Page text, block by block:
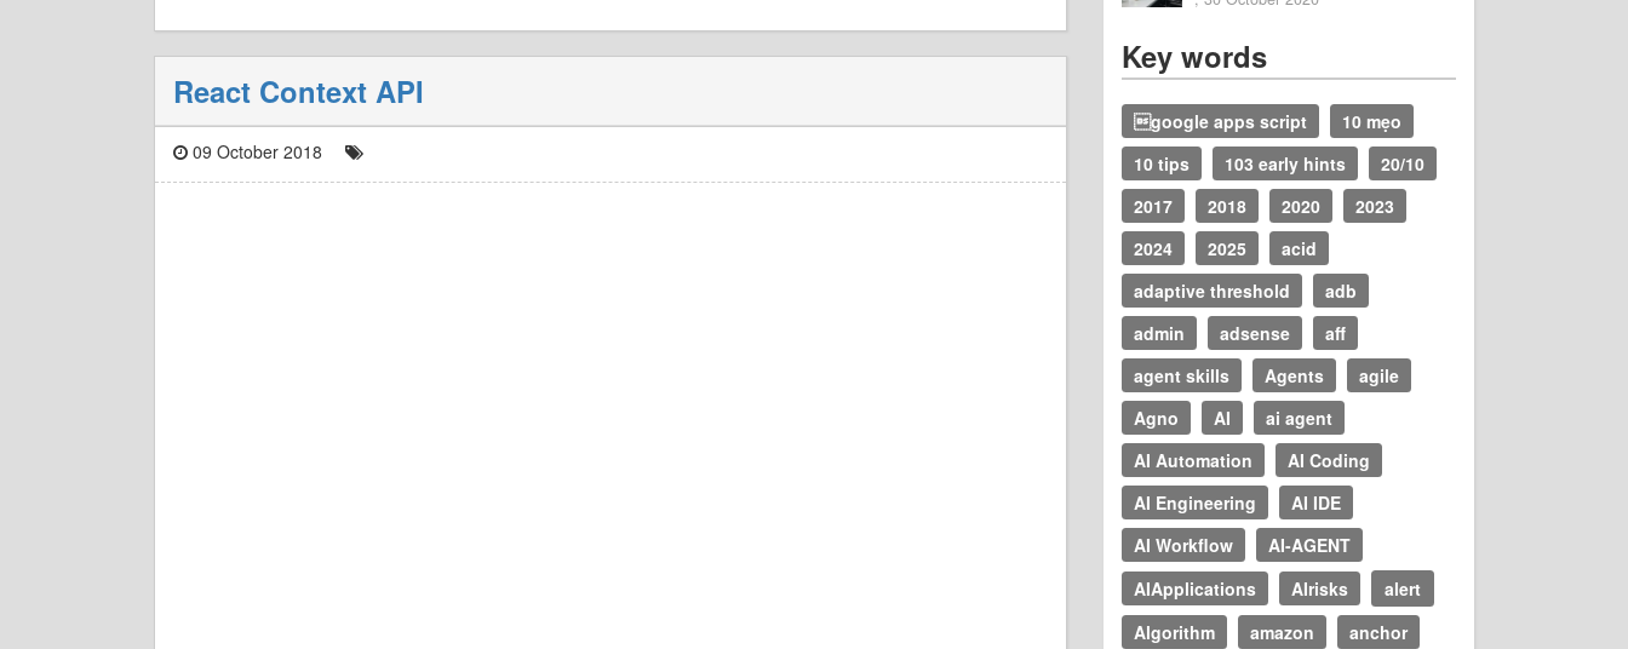
React Context API
09 October 2018
Key words
google apps script
10 mẹo
10 tips
103 early hints
20/10
2017
2018 2020
2023
2024
2025
acid
adaptive threshold
adb
admin
adsense
aff
agent skills
Agents
agile
Agno
AI
ai agent
AI Automation
AI Coding
AI Engineering
AI IDE
AI Workflow
AI-AGENT
AIApplications
AIrisks
alert
Algorithm
amazon
anchor